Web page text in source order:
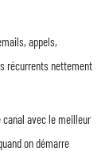
appels,
récurrents nettement
avec le meilleur
on démarre